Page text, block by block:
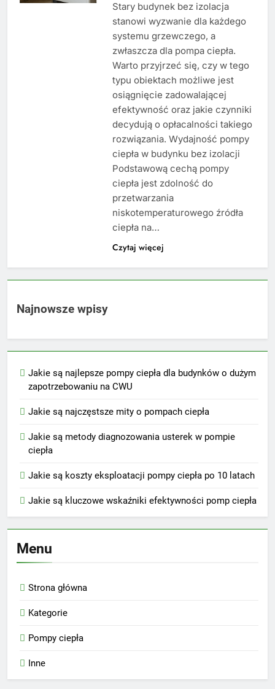
Stary budynek bez izolacja
stanowi wyzwanie dla każdego
systemu grzewczego, a
zwłaszcza dla pompa ciepła.
Warto przyjrzeć się, czy w tego
typu obiektach możliwe jest
osiągnięcie zadowalającej
efektywność oraz jakie czynniki
decydują o opłacalności takiego
rozwiązania. Wydajność pompy
ciepła w budynku bez izolacji
Podstawową cechą pompy
ciepła jest zdolność do
przetwarzania
niskotemperaturowego źródła
ciepła na…
Czytaj więcej
Najnowsze wpisy
Jakie są najlepsze pompy ciepła dla budynków o dużym
zapotrzebowaniu na CWU
Jakie są najczęstsze mity o pompach ciepła
Jakie są metody diagnozowania usterek w pompie
ciepła
Jakie są koszty eksploatacji pompy ciepła po 10 latach
Jakie są kluczowe wskaźniki efektywności pomp ciepła
Menu
Strona główna
Kategorie
Pompy ciepła
Inne